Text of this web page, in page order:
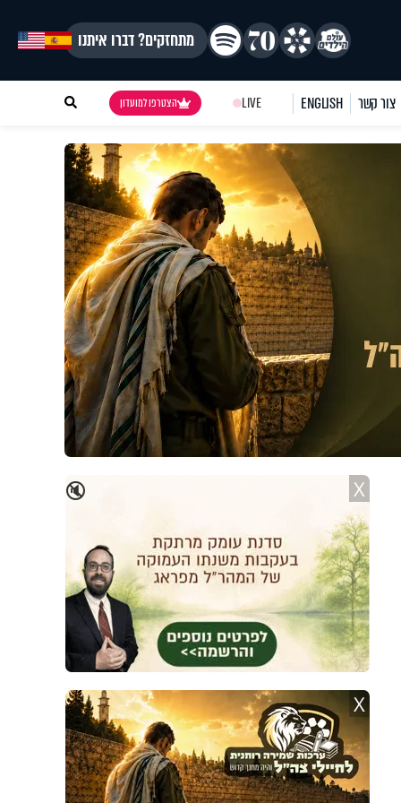
מתחזקים? דברו איתנו
צור קשר ENGLISH
LIVE הצטרפו למועדון
🔇 X
X